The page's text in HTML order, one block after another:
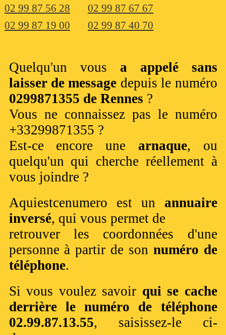
02 99 87 56 28
02 99 87 67 67
02 99 87 19 00
02 99 87 40 70
Quelqu'un vous a appelé sans
laisser de message depuis le numéro
0299871355 de Rennes ?
Vous ne connaissez pas le numéro
+33299871355 ?
Est-ce encore une arnaque, ou
quelqu'un qui cherche réellement à
vous joindre ?
Aquiestcenumero est un annuaire
inversé, qui vous permet de
retrouver les coordonnées d'une
personne à partir de son numéro de
téléphone.
Si vous voulez savoir qui se cache
derrière le numéro de téléphone
02.99.87.13.55, saisissez-le ci-